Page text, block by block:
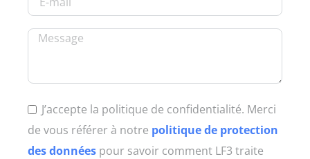
J’accepte la politique de confidentialité. Merci
de vous référer à notre politique de protection
des données pour savoir comment LF3 traite